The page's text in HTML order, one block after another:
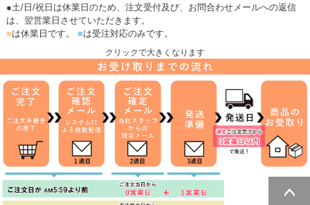
●土/日/祝日は休業日のため、注文受付及び、お問合わせメールへの返信
は、翌営業日させていただきます。
■は休業日です。 ■は受注対応のみです。
クリックで大きくなります